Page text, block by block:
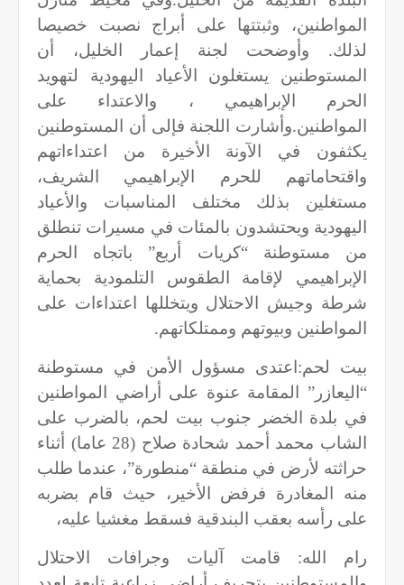
المواطنين، وثبتتها على أبراج نصبت خصيصا
لذلك. وأوضحت لجنة إعمار الخليل، أن
المستوطنين يستغلون الأعياد اليهودية لتهويد
الحرم الإبراهيمي ، والاعتداء على
المواطنين.وأشارت اللجنة فإلى أن المستوطنين
يكثفون في الآونة الأخيرة من اعتداءاتهم
واقتحاماتهم للحرم الإبراهيمي الشريف،
مستغلين بذلك مختلف المناسبات والأعياد
اليهودية ويحتشدون بالمئات في مسيرات تنطلق
من مستوطنة “كريات أربع” باتجاه الحرم
الإبراهيمي لإقامة الطقوس التلمودية بحماية
شرطة وجيش الاحتلال ويتخللها اعتداءات على
المواطنين وبيوتهم وممتلكاتهم.
بيت لحم: اعتدى مسؤول الأمن في مستوطنة
“اليعازر” المقامة عنوة على أراضي المواطنين
في بلدة الخضر جنوب بيت لحم، بالضرب على
الشاب محمد أحمد شحادة صلاح (28 عاما) أثناء
حراثته لأرض في منطقة “منطورة”، عندما طلب
منه المغادرة فرفض الأخير، حيث قام بضربه
على رأسه بعقب البندقية فسقط مغشيا عليه،
رام الله: قامت آليات وجرافات الاحتلال